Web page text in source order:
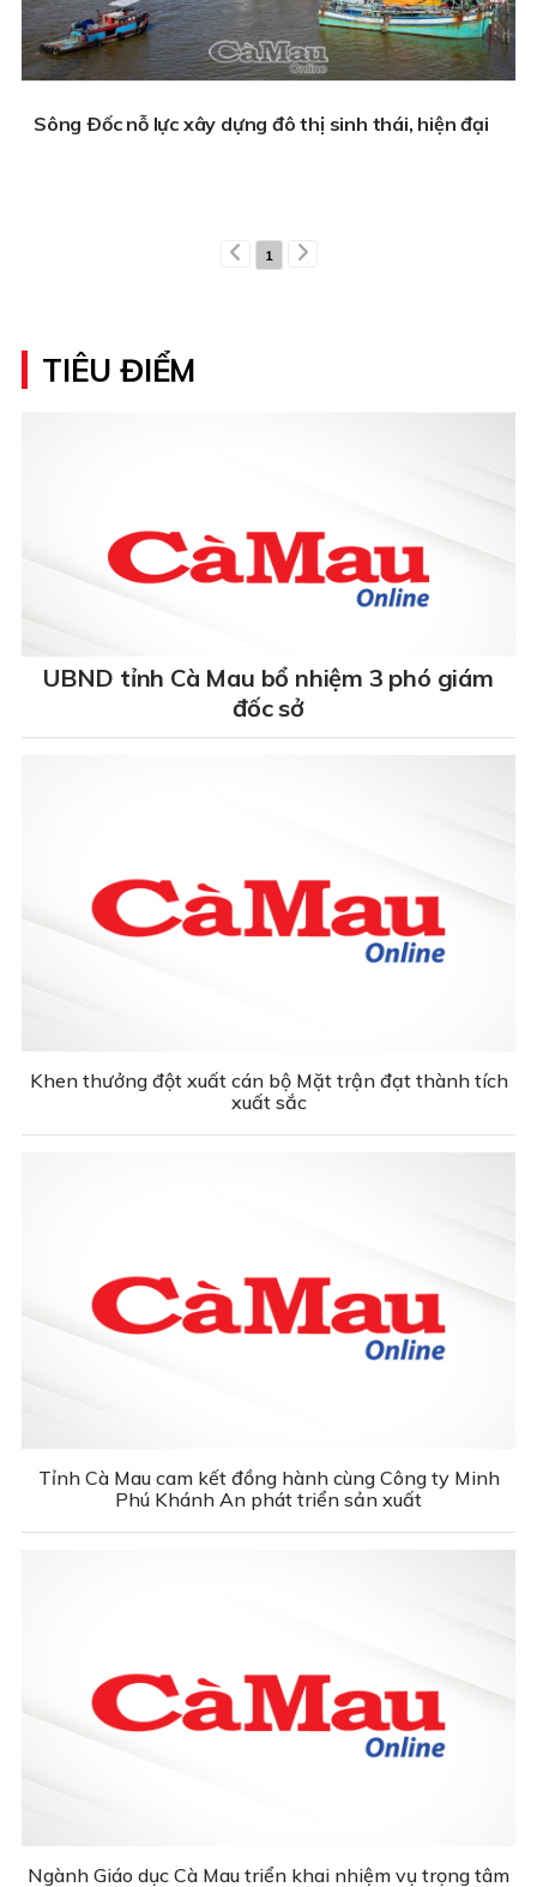
Sông Ðốc nỗ lực xây dựng đô thị sinh thái, hiện đại
1
TIÊU ĐIỂM
UBND tỉnh Cà Mau bổ nhiệm 3 phó giám
đốc sở
Khen thưởng đột xuất cán bộ Mặt trận đạt thành tích
xuất sắc
Tỉnh Cà Mau cam kết đồng hành cùng Công ty Minh
Phú Khánh An phát triển sản xuất
Ngành Giáo dục Cà Mau triển khai nhiệm vụ trọng tâm